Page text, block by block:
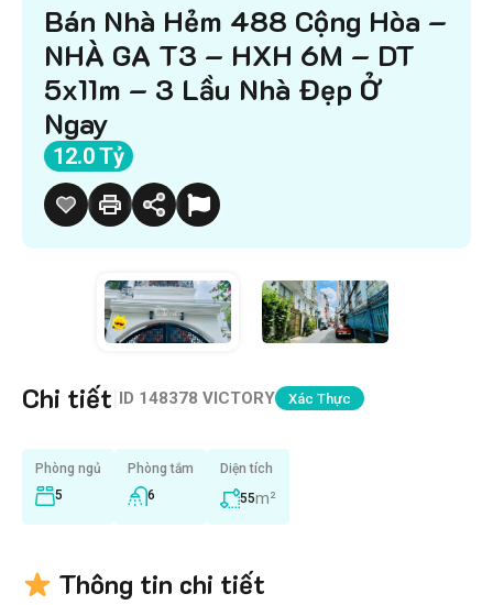
Bán Nhà Hẻm 488 Cộng Hòa –
NHÀ GA T3 – HXH 6M – DT
5x11m – 3 Lầu Nhà Đẹp Ở
Ngay
12.0 Tỷ
Chi tiết ID 148378 VICTORY Xác Thực
Phòng ngủ
5
Phòng tắm
6
Diện tích
55m²
Thông tin chi tiết